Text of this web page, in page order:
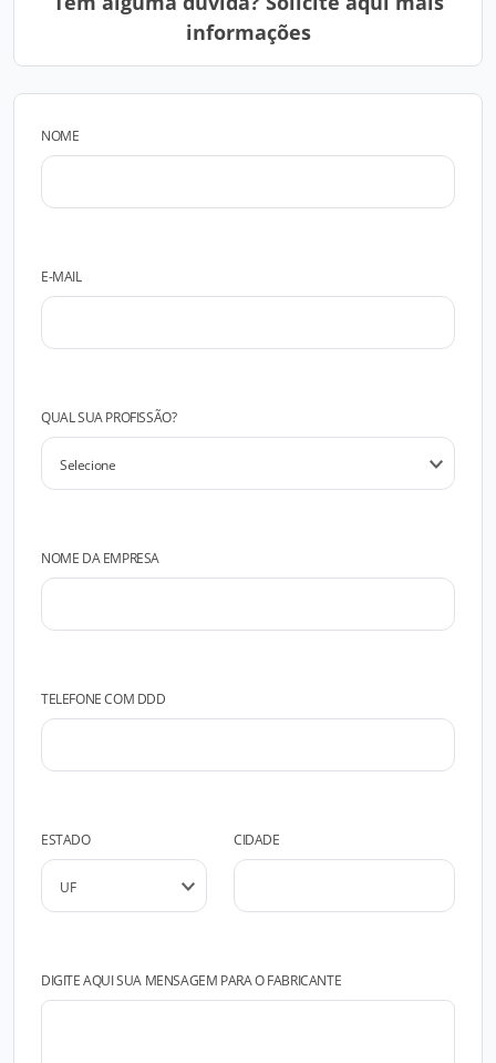
informações
NOME
E-MAIL
QUAL SUA PROFISSÃO?
NOME DA EMPRESA
TELEFONE COM DDD
ESTADO CIDADE
DIGITE AQUI SUA MENSAGEM PARA O FABRICANTE